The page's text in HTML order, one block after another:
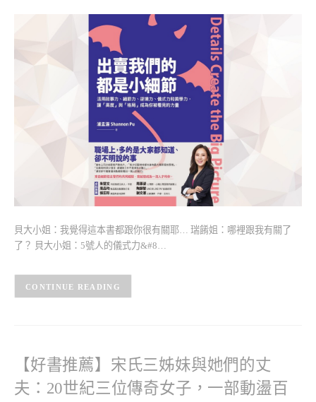
貝大小姐：我覺得這本書都跟你很有關耶… 瑞餚姐：哪裡跟我有關了
了？ 貝大小姐：5號人的儀式力&#8…
CONTINUE READING
【好書推薦】宋氏三姊妹與她們的丈
夫：20世紀三位傳奇女子，一部動盪百